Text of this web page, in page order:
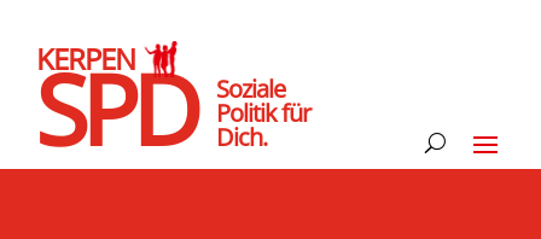
SPD
KERPEN
Soziale
Politik für
Dich.